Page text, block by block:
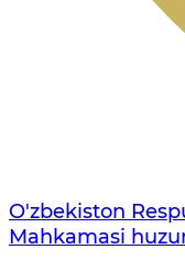
O'zbekiston
Mahkamasi